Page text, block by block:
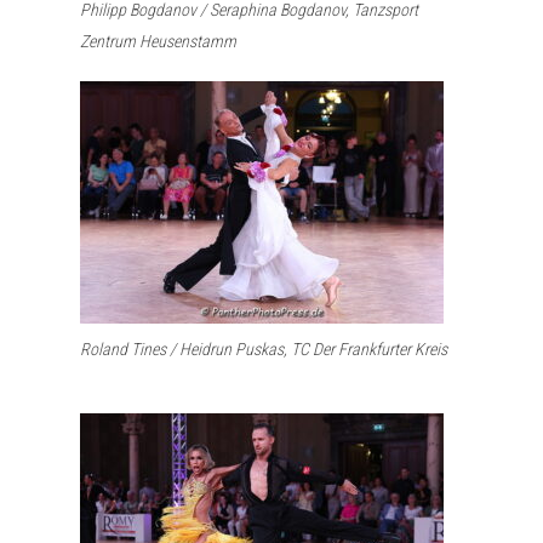
Philipp Bogdanov / Seraphina Bogdanov, Tanzsport
Zentrum Heusenstamm
Roland Tines / Heidrun Puskas, TC Der Frankfurter Kreis